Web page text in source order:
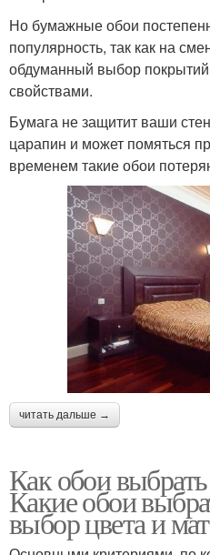
Но бумажные обои
популярность, так как на
обдуманный выбор
свойствами.
Бумага не защитит ваши
царапин и может помяться
временем такие обои
читать дальше →
Как обои
Какие обои
выбор цвета и